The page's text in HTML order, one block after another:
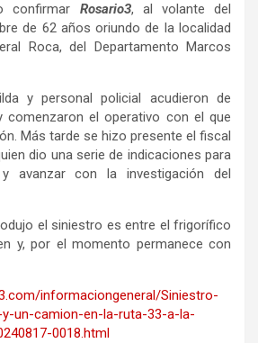
confirmar Rosario3, al volante del
de 62 años oriundo de la localidad
Roca, del Departamento Marcos
y personal policial acudieron de
comenzaron el operativo con el que
Más tarde se hizo presente el fiscal
dio una serie de indicaciones para
avanzar con la investigación del
el siniestro es entre el frigorífico
y, por el momento permanece con
informaciongeneral/Siniestro-
un-camion-en-la-ruta-33-a-la-
0018.html